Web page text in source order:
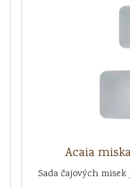
Acaia
Sada čajových